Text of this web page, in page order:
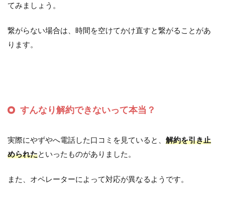
てみましょう。
繋がらない場合は、時間を空けてかけ直すと繋がることがあ
ります。
すんなり解約できないって本当？
実際にやずやへ電話した口コミを見ていると、 解約を引き止
められたといったものがありました。
また、オペレーターによって対応が異なるようです。